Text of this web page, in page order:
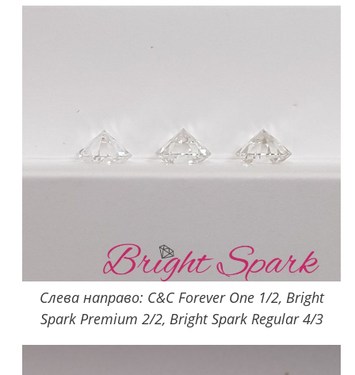
Слева направо: C&C Forever One 1/2, Bright
Spark Premium 2/2, Bright Spark Regular 4/3